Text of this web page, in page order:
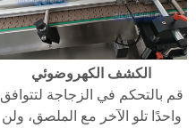
الكشف الكهروضوئي
قم بالتحكم في الزجاجة لتتوافق
واحدًا تلو الآخر مع الملصق، ولن